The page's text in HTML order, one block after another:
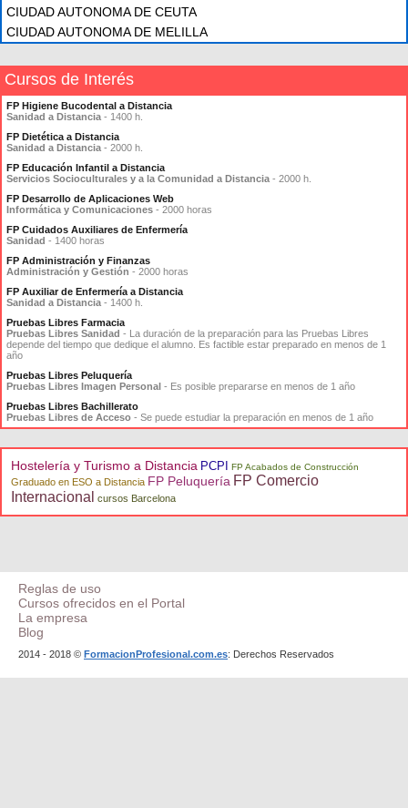
CIUDAD AUTONOMA DE CEUTA
CIUDAD AUTONOMA DE MELILLA
Cursos de Interés
FP Higiene Bucodental a Distancia
Sanidad a Distancia - 1400 h.
FP Dietética a Distancia
Sanidad a Distancia - 2000 h.
FP Educación Infantil a Distancia
Servicios Socioculturales y a la Comunidad a Distancia - 2000 h.
FP Desarrollo de Aplicaciones Web
Informática y Comunicaciones - 2000 horas
FP Cuidados Auxiliares de Enfermería
Sanidad - 1400 horas
FP Administración y Finanzas
Administración y Gestión - 2000 horas
FP Auxiliar de Enfermería a Distancia
Sanidad a Distancia - 1400 h.
Pruebas Libres Farmacia
Pruebas Libres Sanidad - La duración de la preparación para las Pruebas Libres
depende del tiempo que dedique el alumno. Es factible estar preparado en menos de 1
año
Pruebas Libres Peluquería
Pruebas Libres Imagen Personal - Es posible prepararse en menos de 1 año
Pruebas Libres Bachillerato
Pruebas Libres de Acceso - Se puede estudiar la preparación en menos de 1 año
Hostelería y Turismo a Distancia PCPI FP Acabados de Construcción
Graduado en ESO a Distancia FP Peluquería FP Comercio
Internacional
cursos Barcelona
Reglas de uso
Cursos ofrecidos en el Portal
La empresa
Blog
2014 - 2018 © FormacionProfesional.com.es: Derechos Reservados